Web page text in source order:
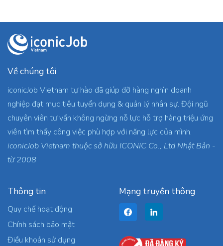
Về chúng tôi
iconicJob Vietnam tự hào đã giúp đỡ hàng nghìn doanh
nghiệp đạt mục tiêu tuyển dụng & quản lý nhân sự. Đội ngũ
chuyên viên tư vấn không ngừng nỗ lực hỗ trợ hàng triệu ứng
viên tìm thấy công việc phù hợp với năng lực của mình.
iconicJob Vietnam thuộc sở hữu ICONIC Co., Ltd Nhật Bản -
từ 2008
Thông tin
Quy chế hoạt động
Chính sách bảo mật
Điều khoản sử dụng
Mạng truyền thông